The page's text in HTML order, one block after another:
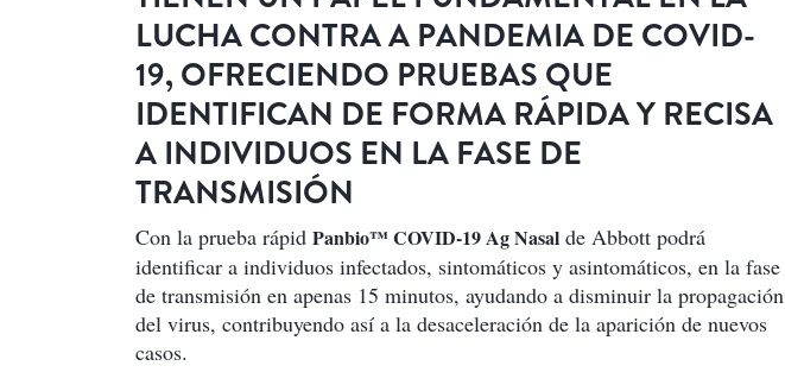
LUCHA CONTRA A PANDEMIA DE COVID-
19, OFRECIENDO PRUEBAS QUE
IDENTIFICAN DE FORMA RÁPIDA Y RECISA
A INDIVIDUOS EN LA FASE DE
TRANSMISIÓN
Con la prueba rápid Panbio™ COVID-19 Ag Nasal de Abbott podrá
identificar a individuos infectados, sintomáticos y asintomáticos, en la fase
de transmisión en apenas 15 minutos, ayudando a disminuir la propagación
del virus, contribuyendo así a la desaceleración de la aparición de nuevos
casos.